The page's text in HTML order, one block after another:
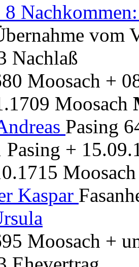
vom
Nachlaß
Moosach +
Moosach
Pasing
+
Kaspar
Moosach +